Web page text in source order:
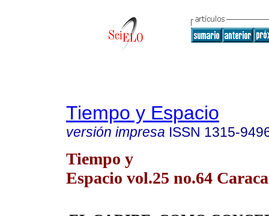
Tiempo y Espacio
versión impresa ISSN 1315-
Tiempo y
Espacio vol.25 no.64